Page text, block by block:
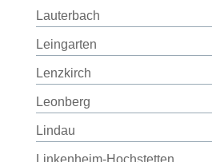
Lauterbach
Leingarten
Lenzkirch
Leonberg
Lindau
Linkenheim-Hochstetten